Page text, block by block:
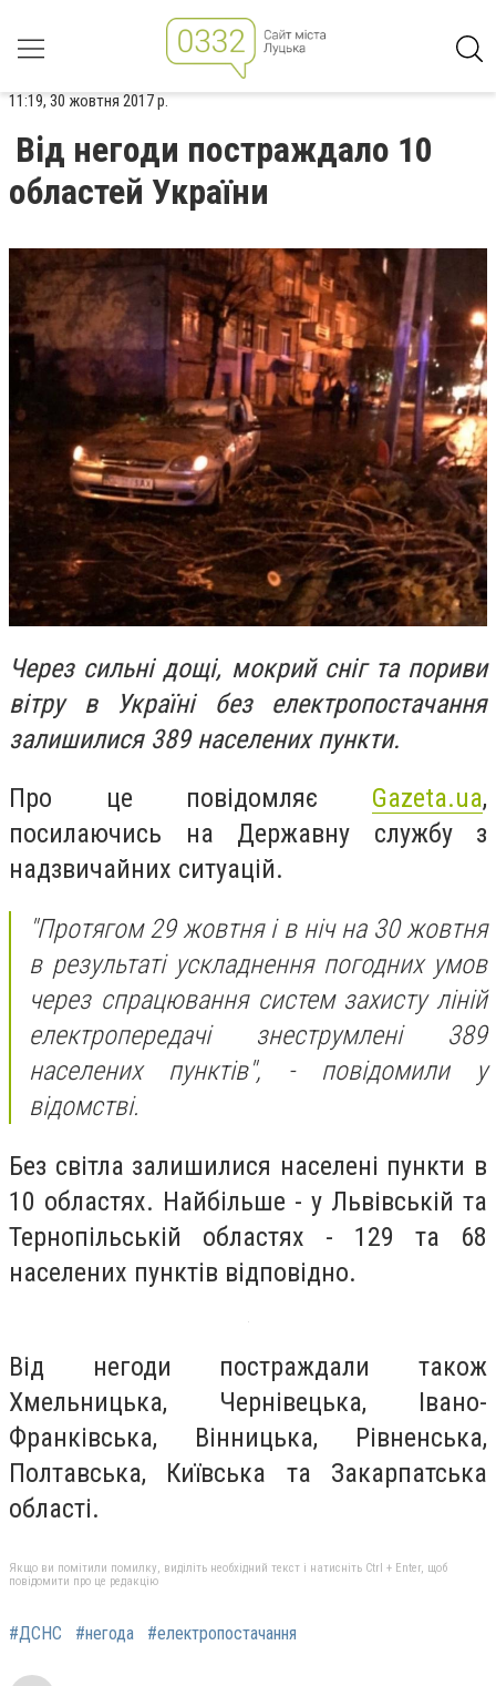
11:19, 30 жовтня 2017 р.
Від негоди постраждало 10
областей України
Через сильні дощі, мокрий сніг та пориви
вітру в Україні без електропостачання
залишилися 389 населених пункти.
Про це повідомляє Gazeta.ua,
посилаючись на Державну службу з
надзвичайних ситуацій.
"Протягом 29 жовтня і в ніч на 30 жовтня
в результаті ускладнення погодних умов
через спрацювання систем захисту ліній
електропередачі знеструмлені 389
населених пунктів", - повідомили у
відомстві.
Без світла залишилися населені пункти в
10 областях. Найбільше - у Львівській та
Тернопільській областях - 129 та 68
населених пунктів відповідно.
Від негоди постраждали також
Хмельницька, Чернівецька, Івано-
Франківська, Вінницька, Рівненська,
Полтавська, Київська та Закарпатська
області.
Якщо ви помітили помилку, виділіть необхідний текст і натисніть Ctrl + Enter, щоб
повідомити про це редакцію
#ДСНС #негода #електропостачання